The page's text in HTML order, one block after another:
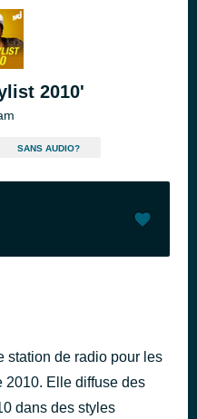
2010'
SANS AUDIO?
station de radio pour les
2010. Elle diffuse des
dans des styles